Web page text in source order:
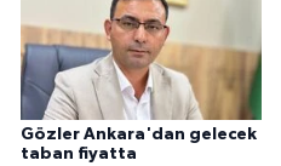
Gözler Ankara'dan gelecek
taban fiyatta